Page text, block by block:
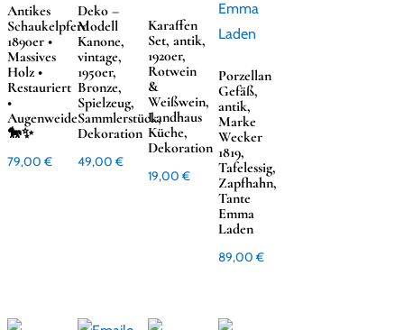
Antikes
Schaukelpferd
1890er •
Massives
Holz •
Restauriert
•
Augenweide
🐎✨
79,00€
Deko –
Modell
Kanone,
vintage,
1950er,
Bronze,
Spielzeug,
Sammlerstück,
Dekoration
49,00€
Karaffen
Set, antik,
1920er,
Rotwein
&
Weißwein,
Landhaus
Küche,
Dekoration
19,00€
Porzellan
Gefäß,
antik,
Marke
Wecker
1819,
Tafelessig,
Zapfhahn,
Tante
Emma
Laden
89,00€